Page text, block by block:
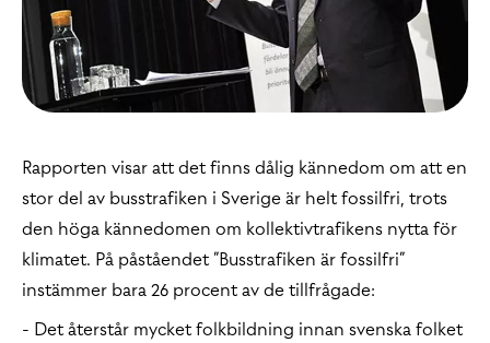
Rapporten visar att det finns dålig kännedom om att en
stor del av busstrafiken i Sverige är helt fossilfri, trots
den höga kännedomen om kollektivtrafikens nytta för
klimatet. På påståendet ”Busstrafiken är fossilfri”
instämmer bara 26 procent av de tillfrågade:
- Det återstår mycket folkbildning innan svenska folket